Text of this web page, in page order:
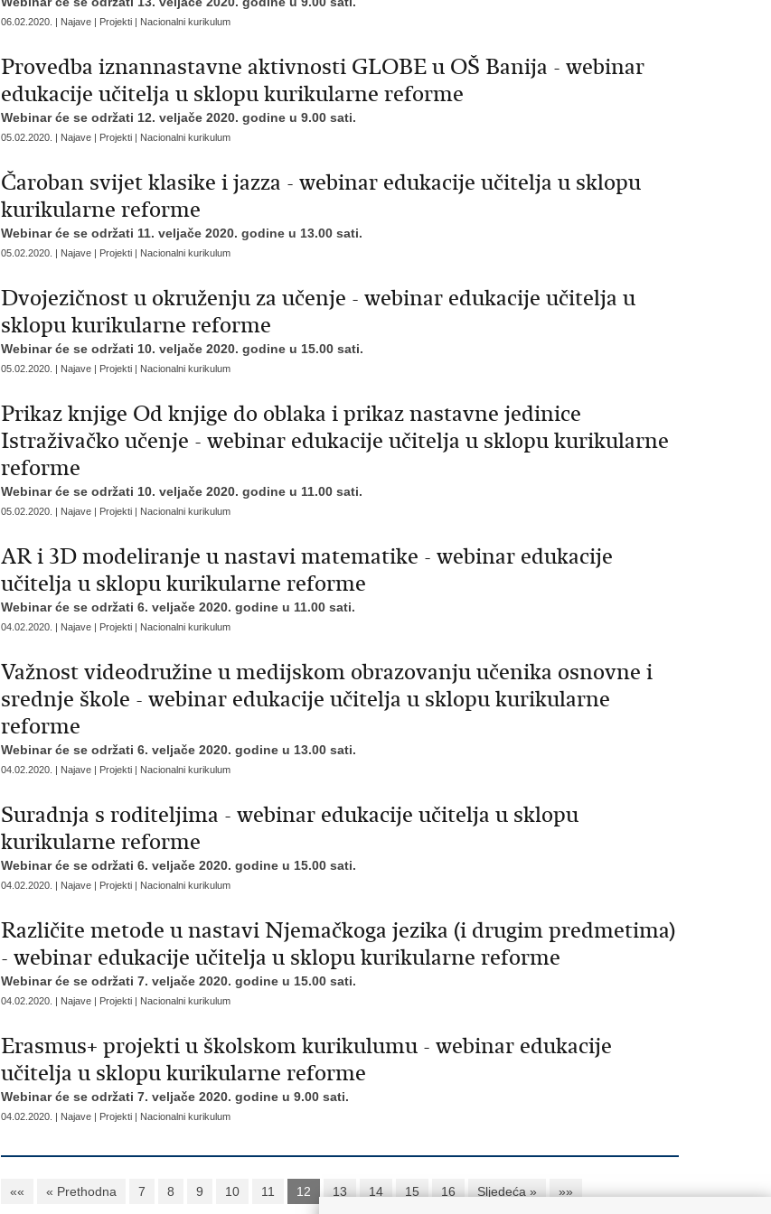
06.02.2020. | Najave | Projekti | Nacionalni kurikulum
Provedba iznannastavne aktivnosti GLOBE u OŠ Banija - webinar
edukacije učitelja u sklopu kurikularne reforme
Webinar će se održati 12. veljače 2020. godine u 9.00 sati.
05.02.2020. | Najave | Projekti | Nacionalni kurikulum
Čaroban svijet klasike i jazza - webinar edukacije učitelja u sklopu
kurikularne reforme
Webinar će se održati 11. veljače 2020. godine u 13.00 sati.
05.02.2020. | Najave | Projekti | Nacionalni kurikulum
Dvojezičnost u okruženju za učenje - webinar edukacije učitelja u
sklopu kurikularne reforme
Webinar će se održati 10. veljače 2020. godine u 15.00 sati.
05.02.2020. | Najave | Projekti | Nacionalni kurikulum
Prikaz knjige Od knjige do oblaka i prikaz nastavne jedinice
Istraživačko učenje - webinar edukacije učitelja u sklopu kurikularne
reforme
Webinar će se održati 10. veljače 2020. godine u 11.00 sati.
05.02.2020. | Najave | Projekti | Nacionalni kurikulum
AR i 3D modeliranje u nastavi matematike - webinar edukacije
učitelja u sklopu kurikularne reforme
Webinar će se održati 6. veljače 2020. godine u 11.00 sati.
04.02.2020. | Najave | Projekti | Nacionalni kurikulum
Važnost videodružine u medijskom obrazovanju učenika osnovne i
srednje škole - webinar edukacije učitelja u sklopu kurikularne
reforme
Webinar će se održati 6. veljače 2020. godine u 13.00 sati.
04.02.2020. | Najave | Projekti | Nacionalni kurikulum
Suradnja s roditeljima - webinar edukacije učitelja u sklopu
kurikularne reforme
Webinar će se održati 6. veljače 2020. godine u 15.00 sati.
04.02.2020. | Najave | Projekti | Nacionalni kurikulum
Različite metode u nastavi Njemačkoga jezika (i drugim predmetima)
- webinar edukacije učitelja u sklopu kurikularne reforme
Webinar će se održati 7. veljače 2020. godine u 15.00 sati.
04.02.2020. | Najave | Projekti | Nacionalni kurikulum
Erasmus+ projekti u školskom kurikulumu - webinar edukacije
učitelja u sklopu kurikularne reforme
Webinar će se održati 7. veljače 2020. godine u 9.00 sati.
04.02.2020. | Najave | Projekti | Nacionalni kurikulum
«« « Prethodna 7 8 9 10 11 12 13 14 15 16 Sljedeća » »»